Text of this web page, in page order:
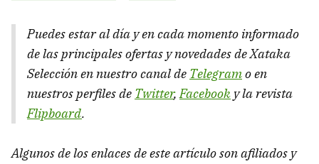
Puedes estar al día y en cada momento informado
de las principales ofertas y novedades de Xataka
Selección en nuestro canal de Telegramo en
nuestros perfiles de Twitter,Facebook y la revista
Flipboard.
Algunos de los enlaces de este artículo son afiliados y